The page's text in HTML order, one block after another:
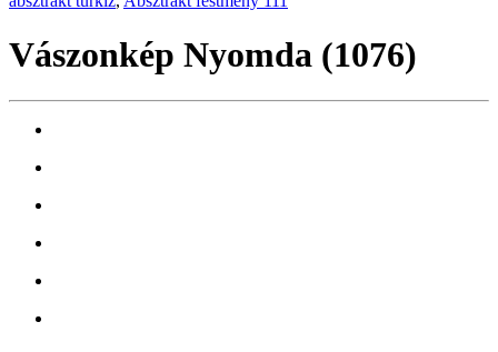
Vászonkép Nyomda (1076)